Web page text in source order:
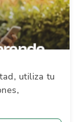
utiliza tu